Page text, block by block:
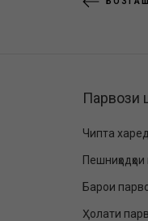
Парвози
Чипта харед
Барои
Ҳолати